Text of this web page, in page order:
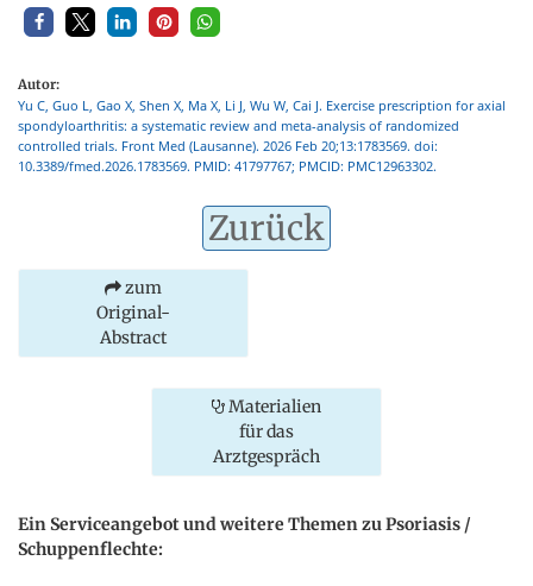
Autor:
Yu C, Guo L, Gao X, Shen X, Ma X, Li J, Wu W, Cai J. Exercise prescription for axial
spondyloarthritis: a systematic review and meta-analysis of randomized
controlled trials. Front Med (Lausanne). 2026 Feb 20;13:1783569. doi:
10.3389/fmed.2026.1783569. PMID: 41797767; PMCID: PMC12963302.
Zurück
zum
Original-
Abstract
Materialien
für das
Arztgespräch
Ein Serviceangebot und weitere Themen zu Psoriasis /
Schuppenflechte: